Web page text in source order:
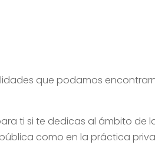
que podamos
ti si te dedicas al ámbito de
como en la práctica